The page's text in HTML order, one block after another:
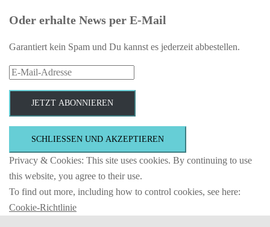
Oder erhalte News per E-Mail
Garantiert kein Spam und Du kannst es jederzeit abbestellen.
E-
Mail-
AdresseJETZT ABONNIEREN
Privacy & Cookies: This site uses cookies. By continuing to use
this website, you agree to their use.
To find out more, including how to control cookies, see here:
Cookie-Richtlinie